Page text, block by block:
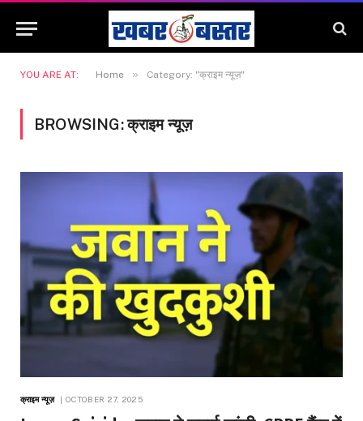
YOU ARE AT: Home » Category: "क्राइम न्यूज़"
BROWSING:क्राइम न्यूज़
क्राइम न्यूज़ OCTOBER 27, 2025